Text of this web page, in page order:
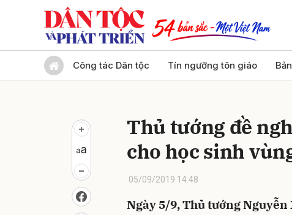
Công tác Dân tộc Tín ngưỡng tôn giáo
Thủ tướng đề
cho học sinh
05/09/2019 14:48
Ngày 5/9, Thủ tướng Nguyễn
Gửi